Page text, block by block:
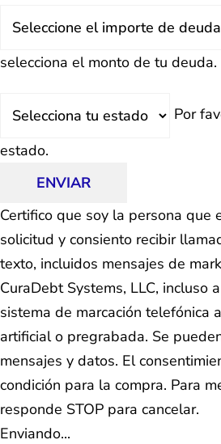
selecciona el monto de tu deuda.
Por
estado.
ENVIAR
Certifico que soy la persona que
solicitud y consiento recibir
texto, incluidos mensajes de
CuraDebt Systems, LLC, incluso
sistema de marcación telefónica
artificial o pregrabada. Se
mensajes y datos. El
condición para la compra. Para
responde STOP para cancelar.
Enviando...